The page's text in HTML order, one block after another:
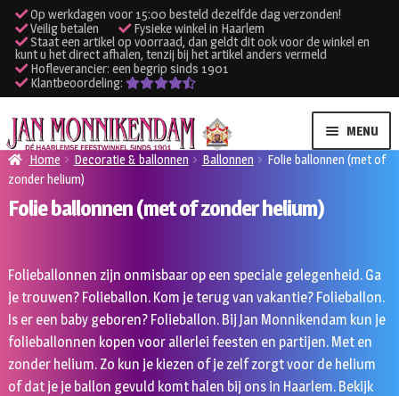
Op werkdagen voor 15:00 besteld dezelfde dag verzonden!
Veilig betalen
Fysieke winkel in Haarlem
Staat een artikel op voorraad, dan geldt dit ook voor de winkel en
kunt u het direct afhalen, tenzij bij het artikel anders vermeld
Hofleverancier: een begrip sinds 1901
Klantbeoordeling:
Ga
door
naar
navigatie
Ga
naar
de
inhoud
MENU
Verhuur kleding
Onze winkel
Klantenservice
Inloggen
Home Decoratie & ballonnen Ballonnen
Folie ballonnen (met of
zonder helium)
Folie ballonnen (met of zonder helium)
Folieballonnen zijn onmisbaar op een speciale gelegenheid. Ga
je trouwen? Folieballon. Kom je terug van vakantie? Folieballon.
Is er een baby geboren? Folieballon. Bij Jan Monnikendam kun je
folieballonnen kopen voor allerlei feesten en partijen. Met en
zonder helium. Zo kun je kiezen of je zelf zorgt voor de helium
of dat je je ballon gevuld komt halen bij ons in Haarlem. Bekijk